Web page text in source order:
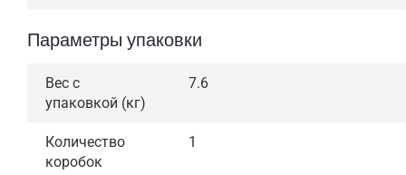
Параметры упаковки
Вес с
упаковкой (кг)
7.6
Количество
коробок
1